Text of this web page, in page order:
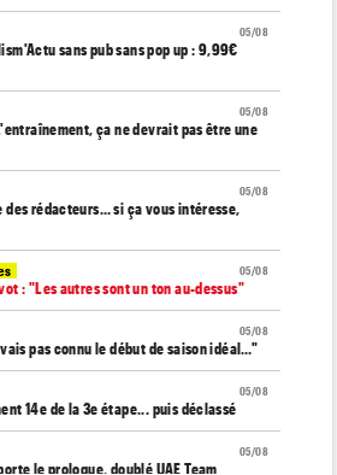
05/08
sans pub sans pop up : 9,99€
05/08
ça ne devrait pas être une
05/08
des rédacteurs… si ça vous intéresse,
05/08
: "Les autres sont un ton au-dessus"
05/08
pas connu le début de saison idéal…"
05/08
14e de la 3e étape... puis déclassé
05/08
le prologue, doublé UAE Team